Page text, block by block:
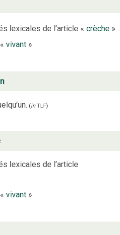
lexicales de l’article «crèche »
«vivant »
(inTLF)
lexicales de l’article
«vivant »